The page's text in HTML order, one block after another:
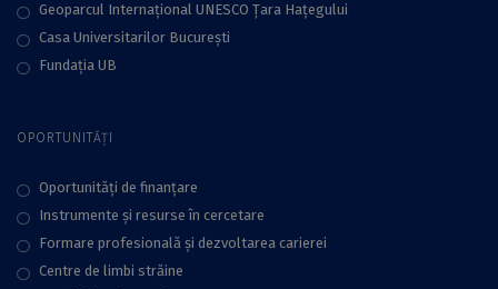
Geoparcul Internațional UNESCO Țara Hațegului
Casa Universitarilor București
Fundaţia UB
OPORTUNITĂȚI
Oportunități de finanțare
Instrumente și resurse în cercetare
Formare profesională și dezvoltarea carierei
Centre de limbi străine